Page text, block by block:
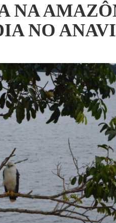
NA
NO